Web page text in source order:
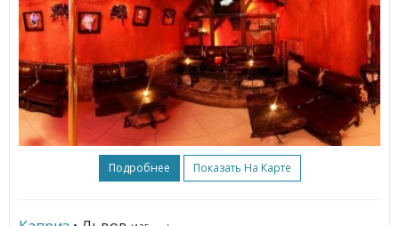
Подробнее Показать На Карте